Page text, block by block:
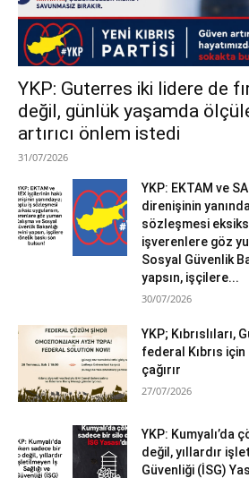
YKP: Guterres iki lidere de
değil, günlük yaşamda
artırıcı önlem istedi
31/07/2026
YKP: EKTAM ve
direnişinin
sözleşmesi
işverenlere göz
Sosyal Güvenlik
yapsın, işçilere...
30/07/2026
YKP;
federal Kıbrıs
çağırır
27/07/2026
YKP: Kumyalı’da
değil, yıllardır
Güvenliği (İSG)